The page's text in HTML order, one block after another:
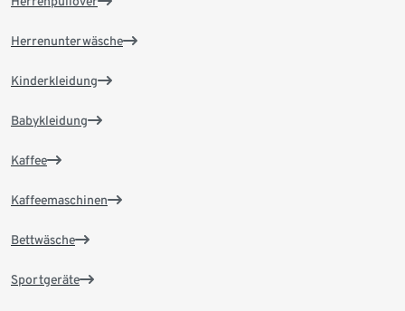
Herrenunterwäsche
Kinderkleidung
Babykleidung
Kaffee
Kaffeemaschinen
Bettwäsche
Sportgeräte